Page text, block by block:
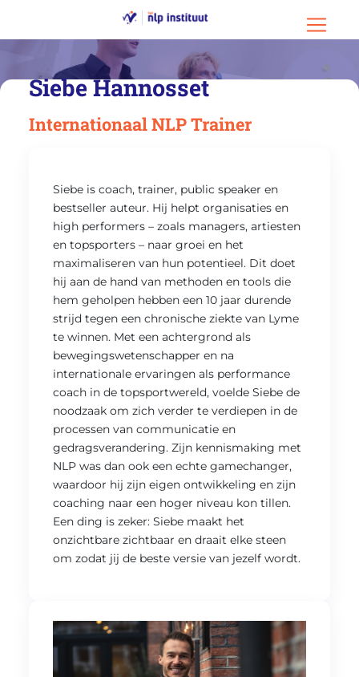
Menu
Siebe Hannosset
Internationaal NLP Trainer
Siebe is coach, trainer, public speaker en
bestseller auteur. Hij helpt organisaties en
high performers – zoals managers, artiesten
en topsporters – naar groei en het
maximaliseren van hun potentieel. Dit doet
hij aan de hand van methoden en tools die
hem geholpen hebben een 10 jaar durende
strijd tegen een chronische ziekte van Lyme
te winnen. Met een achtergrond als
bewegingswetenschapper en na
internationale ervaringen als performance
coach in de topsportwereld, voelde Siebe de
noodzaak om zich verder te verdiepen in de
processen van communicatie en
gedragsverandering. Zijn kennismaking met
NLP was dan ook een echte gamechanger,
waardoor hij zijn eigen ontwikkeling en zijn
coaching naar een hoger niveau kon tillen.
Een ding is zeker: Siebe maakt het
onzichtbare zichtbaar en draait elke steen
om zodat jij de beste versie van jezelf wordt.